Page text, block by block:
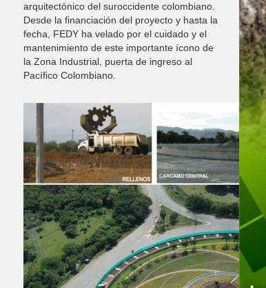
arquitectónico del suroccidente colombiano.
Desde la financiación del proyecto y hasta la
fecha, FEDY ha velado por el cuidado y el
mantenimiento de este importante ícono de
la Zona Industrial, puerta de ingreso al
Pacífico Colombiano.